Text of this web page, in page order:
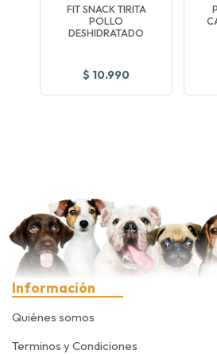
FIT SNACK TIRITA
POLLO
DESHIDRATADO
$ 10.990
Información
Quiénes somos
Terminos y Condiciones